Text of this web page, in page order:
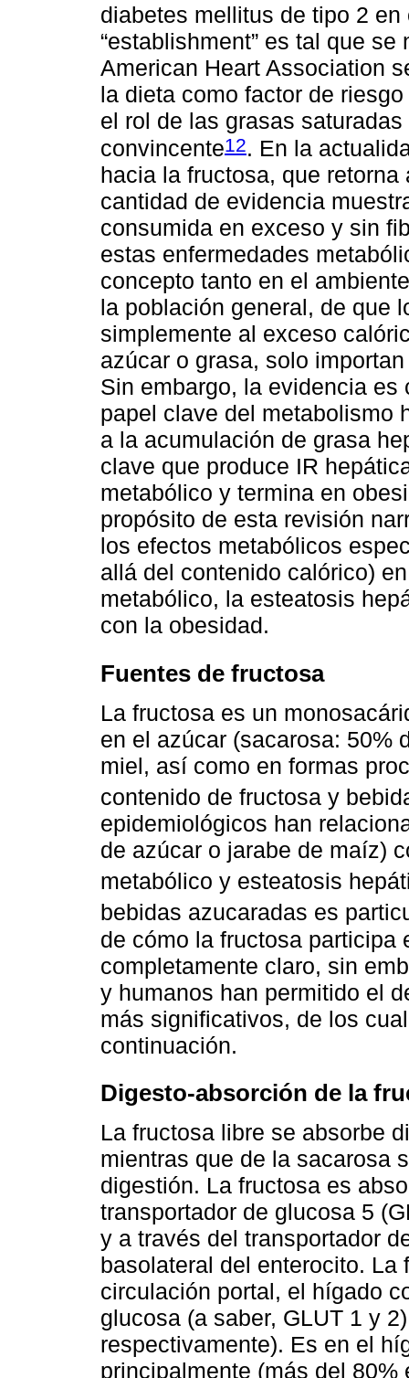
diabetes mellitus de tipo 2 en
“establishment” es tal que
American Heart Association
la dieta como factor de
el rol de las grasas
convincente12. En la
hacia la fructosa, que
cantidad de evidencia
consumida en exceso y sin
estas enfermedades
concepto tanto en el
la población general, de que
simplemente al exceso
azúcar o grasa, solo
Sin embargo, la evidencia
papel clave del metabolismo
a la acumulación de grasa
clave que produce IR
metabólico y termina en
propósito de esta revisión
los efectos metabólicos
allá del contenido calórico)
metabólico, la esteatosis
con la obesidad.
Fuentes de fructosa
La fructosa es un
en el azúcar (sacarosa: 50%
miel, así como en formas
contenido de fructosa y
epidemiológicos han
de azúcar o jarabe de maíz)
metabólico y esteatosis
bebidas azucaradas es
de cómo la fructosa participa
completamente claro, sin
y humanos han permitido el
más significativos, de los
continuación.
Digesto-absorción de la
La fructosa libre se absorbe
mientras que de la sacarosa
digestión. La fructosa es
transportador de glucosa 5
y a través del transportador
basolateral del enterocito.
circulación portal, el hígado
glucosa (a saber, GLUT 1 y
respectivamente). Es en el
principalmente (más del